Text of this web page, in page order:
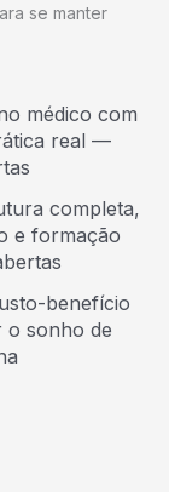
se manter
médico com
real —
completa,
e formação
benefício
o sonho de